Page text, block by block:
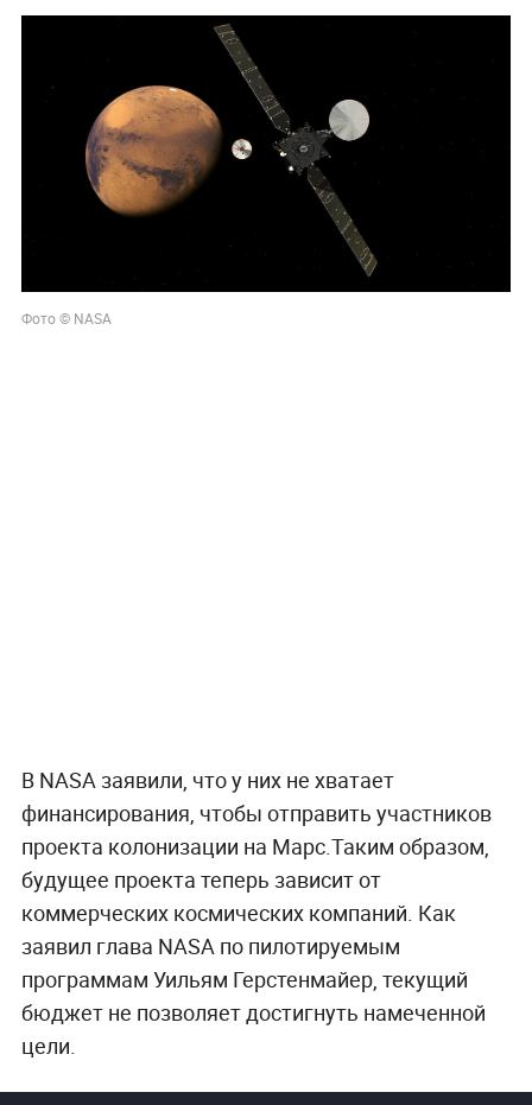
Фото © NASA
В NASA заявили, что у них не хватает
финансирования, чтобы отправить участников
проекта колонизации на Марс.Таким образом,
будущее проекта теперь зависит от
коммерческих космических компаний. Как
заявил глава NASA по пилотируемым
программам Уильям Герстенмайер, текущий
бюджет не позволяет достигнуть намеченной
цели.